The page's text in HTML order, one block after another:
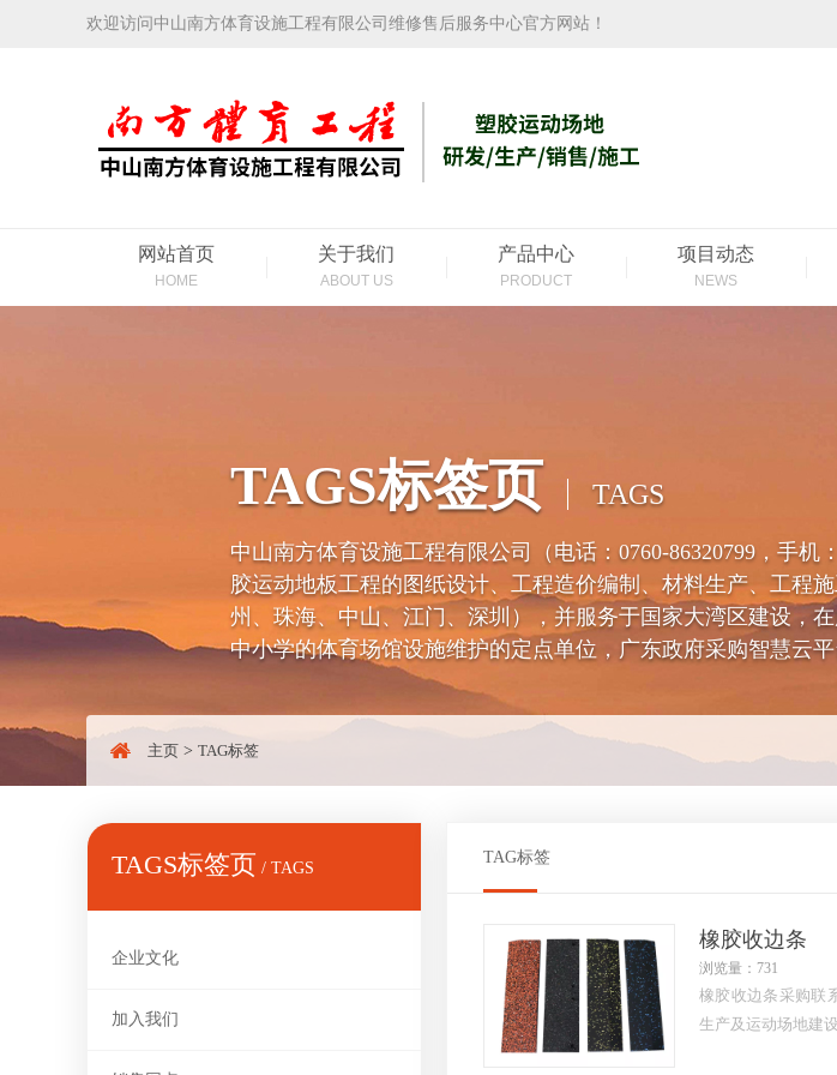
欢迎访问中山南方体育设施工程有限公司维修售后服务中心官方网站！
网站首页
HOME
关于我们
ABOUT US
产品中心
PRODUCT
项目动态
NEWS
TAGS标签页 TAGS
中山南方体育设施工程有限公司（电话：0760-86320799，手
胶运动地板工程的图纸设计、工程造价编制、材料生产、工程
州、珠海、中山、江门、深圳），并服务于国家大湾区建设，
中小学的体育场馆设施维护的定点单位，广东政府采购智慧云平
主页 > TAG标签
TAGS标签页 / TAGS
企业文化
加入我们
TAG标签
橡胶收边条
浏览量：731
橡胶收边条采购联
生产及运动场地建